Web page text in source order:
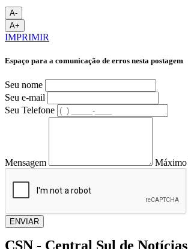
A-
A+
IMPRIMIR
Espaço para a comunicação de erros nesta postagem
Seu nome
Seu e-mail
Seu Telefone
Mensagem Máximo
ENVIAR
CSN - Central Sul de